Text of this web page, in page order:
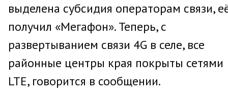
выделена субсидия операторам связи,
получил «Мегафон». Теперь, с
развертыванием связи 4G в селе, все
районные центры края покрыты сетями
LTE, говорится в сообщении.